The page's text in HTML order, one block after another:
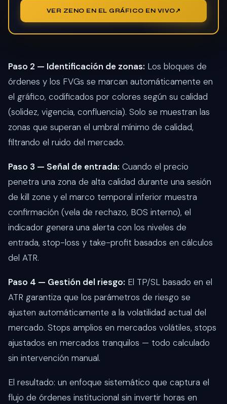
VER ZENO EN EL GRÁFICO EN VIVO
Paso 2 — Identificación de zonas: Los bloques de
órdenes y los FVGs se marcan automáticamente en
el gráfico, codificados por colores según su calidad
(solidez, vigencia, confluencia). Solo se muestran las
zonas que superan el umbral mínimo de calidad,
filtrando el ruido del mercado.
Paso 3 — Señal de entrada: Cuando el precio
penetra una zona de alta calidad durante una sesión
de kill zone y el marco temporal inferior muestra
confirmación (vela de rechazo, BOS interno), el
indicador genera una alerta con los niveles de
entrada, stop-loss y take-profit basados en cálculos
del ATR.
Paso 4 — Gestión del riesgo: El TP/SL basado en el
ATR garantiza que los parámetros de riesgo se
ajusten automáticamente a la volatilidad actual del
mercado. Stops amplios en mercados volátiles, stops
ajustados en mercados tranquilos — todo calculado
sin intervención manual.
El resultado: un enfoque sistemático que captura el
flujo de órdenes institucional sin invertir horas en